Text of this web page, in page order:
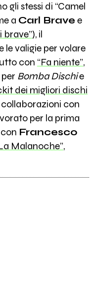
gli stessi di “Camel
a Carl Brave e
brave”), il
valigie per volare
con “Fa niente”,
Bomba Dischie
dei migliori dischi
collaborazioni con
per la prima
Francesco
Malanoche”,